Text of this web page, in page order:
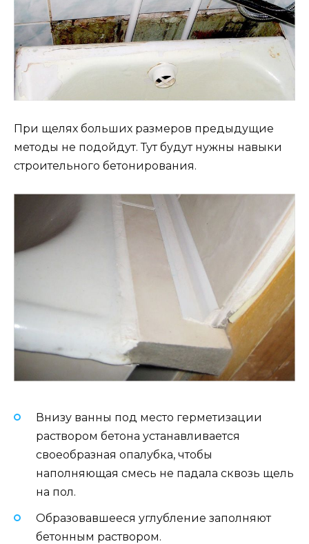
При щелях больших размеров предыдущие
методы не подойдут. Тут будут нужны навыки
строительного бетонирования.
Внизу ванны под место герметизации
раствором бетона устанавливается
своеобразная опалубка, чтобы
наполняющая смесь не падала сквозь щель
на пол.
Образовавшееся углубление заполняют
бетонным раствором.